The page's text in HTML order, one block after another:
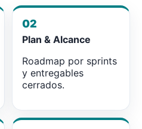
02
Plan & Alcance
Roadmap por sprints
y entregables
cerrados.